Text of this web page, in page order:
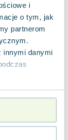
i
o tym, jak
partnerom
innymi danymi